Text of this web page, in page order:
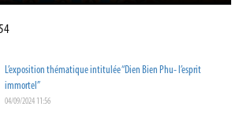
L’exposition thématique intitulée “Dien Bien Phu- l’esprit
immortel”
04/09/2024 11:56